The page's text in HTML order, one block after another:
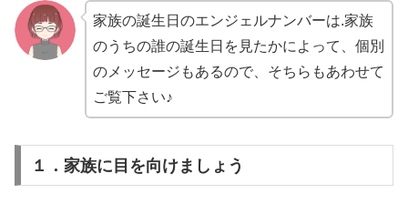
家族の誕生日のエンジェルナンバーは.家族
のうちの誰の誕生日を見たかによって、個別
のメッセージもあるので、そちらもあわせて
ご覧下さい♪
１．家族に目を向けましょう